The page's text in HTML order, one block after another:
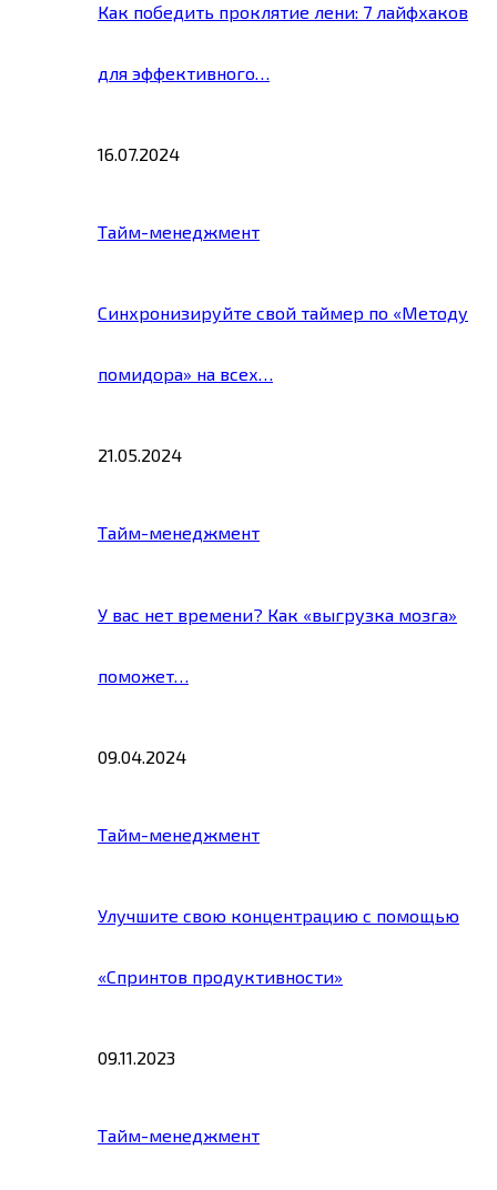
Как победить проклятие лени: 7 лайфхаков
для эффективного…
16.07.2024
Тайм-менеджмент
Синхронизируйте свой таймер по «Методу
помидора» на всех…
21.05.2024
Тайм-менеджмент
У вас нет времени? Как «выгрузка мозга»
поможет…
09.04.2024
Тайм-менеджмент
Улучшите свою концентрацию с помощью
«Спринтов продуктивности»
09.11.2023
Тайм-менеджмент